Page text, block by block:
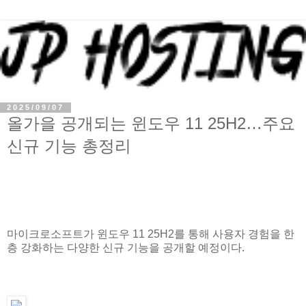
2025/09/07
올가을 공개되는 윈도우 11 25H2…주요
신규 기능 총정리
마이크로소프트가 윈도우 11 25H2를 통해 사용자 경험을 한
층 강화하는 다양한 신규 기능을 공개할 예정이다.